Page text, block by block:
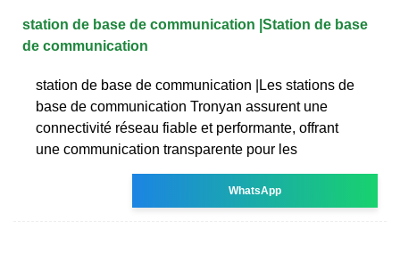
station de base de communication |Station de base
de communication
station de base de communication |Les stations de
base de communication Tronyan assurent une
connectivité réseau fiable et performante, offrant
une communication transparente pour les
WhatsApp